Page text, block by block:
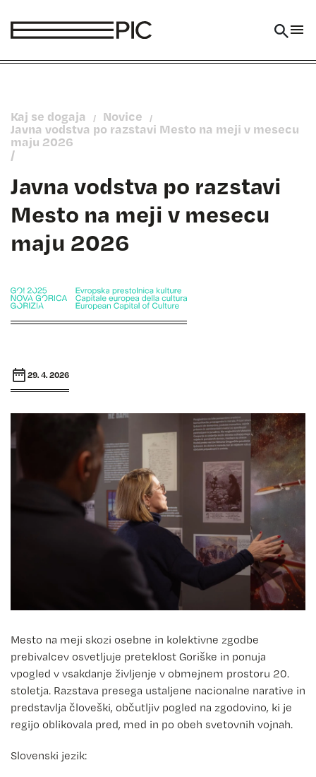
Kaj se dogaja / Novice /
Javna vodstva po razstavi Mesto na meji v mesecu
maju 2026
/
Javna vodstva po razstavi
Mesto na meji v mesecu
maju 2026
29. 4. 2026
Mesto na meji skozi osebne in kolektivne zgodbe
prebivalcev osvetljuje preteklost Goriške in ponuja
vpogled v vsakdanje življenje v obmejnem prostoru 20.
stoletja. Razstava presega ustaljene nacionalne narative in
predstavlja človeški, občutljiv pogled na zgodovino, ki je
regijo oblikovala pred, med in po obeh svetovnih vojnah.
Slovenski jezik: